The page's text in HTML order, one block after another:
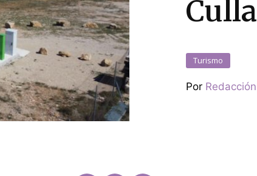
Culla
Turismo
Por Redacción